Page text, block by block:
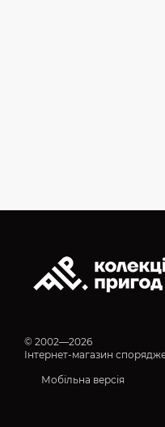
© 2002—2026
Інтернет-магазин
Мобільна версія